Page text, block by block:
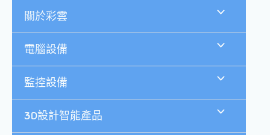
關於彩雲
電腦設備
監控設備
3D設計智能產品